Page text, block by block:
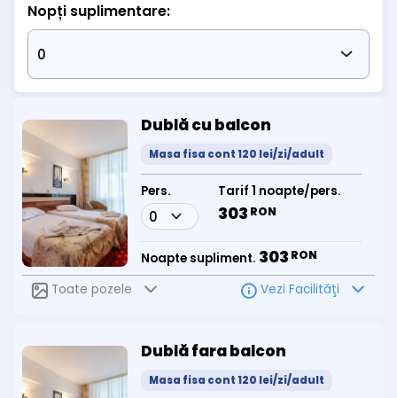
Nopți suplimentare:
Dublă cu balcon
Masa fisa cont 120 lei/zi/adult
Pers. Tarif 1 noapte/pers.
303 RON
Noapte supliment. 303 RON
Toate pozele Vezi Facilităţi
Dublă fara balcon
Masa fisa cont 120 lei/zi/adult